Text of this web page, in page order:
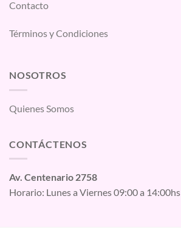
Contacto
Términos y Condiciones
NOSOTROS
Quienes Somos
CONTÁCTENOS
Av. Centenario 2758
Horario: Lunes a Viernes 09:00 a 14:00hs